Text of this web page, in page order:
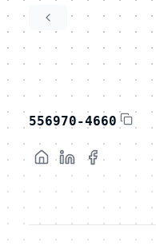
556970-4660